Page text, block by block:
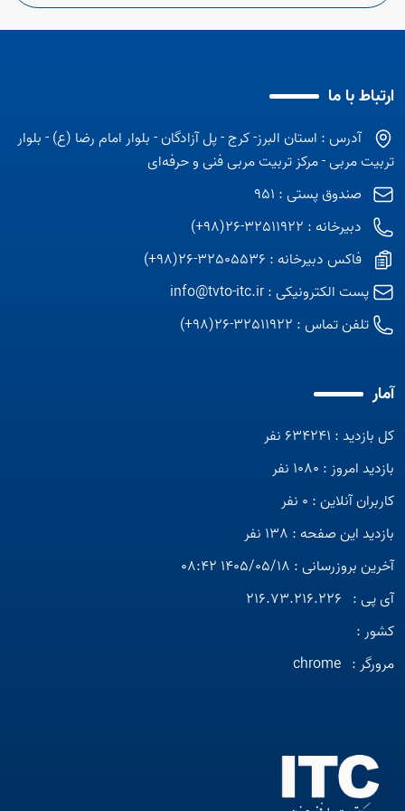
ارتباط با ما
آدرس : استان البرز- کرج - پل آزادگان - بلوار امام رضا (ع) - بلوار
تربیت مربی - مرکز تربیت مربی فنی و حرفه‌ای
صندوق پستی : 951
دبیرخانه : 32511922-26(98+)
فاکس دبیرخانه : 32505536-26(98+)
پست الکترونیکی :info@tvto-itc.ir
تلفن تماس : 32511922-26(98+)
آمار
کل بازدید : 634241 نفر
بازدید امروز : 1080 نفر
کاربران آنلاین : 0 نفر
بازدید این صفحه : 138 نفر
آخرین بروزرسانی : 1405/05/18 08:42
آی پی : 216.73.216.226
کشور :
مرورگر : chrome